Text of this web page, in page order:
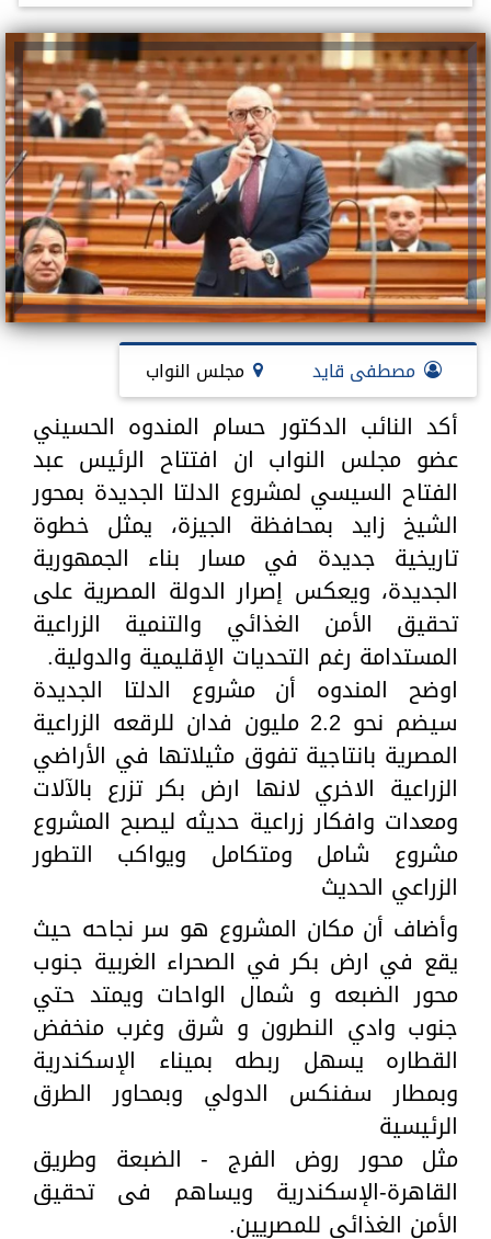
مصطفى قايد مجلس النواب
أكد النائب الدكتور حسام المندوه الحسيني
عضو مجلس النواب ان افتتاح الرئيس عبد
الفتاح السيسي لمشروع الدلتا الجديدة بمحور
الشيخ زايد بمحافظة الجيزة، يمثل خطوة
تاريخية جديدة في مسار بناء الجمهورية
الجديدة، ويعكس إصرار الدولة المصرية على
تحقيق الأمن الغذائي والتنمية الزراعية
المستدامة رغم التحديات الإقليمية والدولية.
اوضح المندوه أن مشروع الدلتا الجديدة
سيضم نحو 2.2 مليون فدان للرقعه الزراعية
المصرية بانتاجية تفوق مثيلاتها في الأراضي
الزراعية الاخري لانها ارض بكر تزرع بالآلات
ومعدات وافكار زراعية حديثه ليصبح المشروع
مشروع شامل ومتكامل ويواكب التطور
الزراعي الحديث
وأضاف أن مكان المشروع هو سر نجاحه حيث
يقع في ارض بكر في الصحراء الغربية جنوب
محور الضبعه و شمال الواحات ويمتد حتي
جنوب وادي النطرون و شرق وغرب منخفض
القطاره يسهل ربطه بميناء الإسكندرية
وبمطار سفنكس الدولي وبمحاور الطرق
الرئيسية
مثل محور روض الفرج - الضبعة وطريق
القاهرة-الإسكندرية ويساهم فى تحقيق
الأمن الغذائي للمصريين.